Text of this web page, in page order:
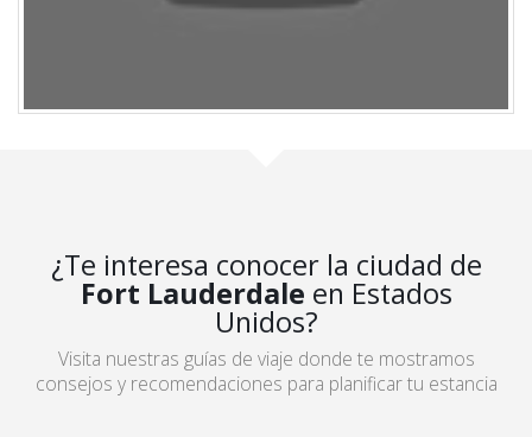
¿Te interesa conocer la ciudad de
Fort Lauderdale en Estados
Unidos?
Visita nuestras guías de viaje donde te mostramos
consejos y recomendaciones para planificar tu estancia